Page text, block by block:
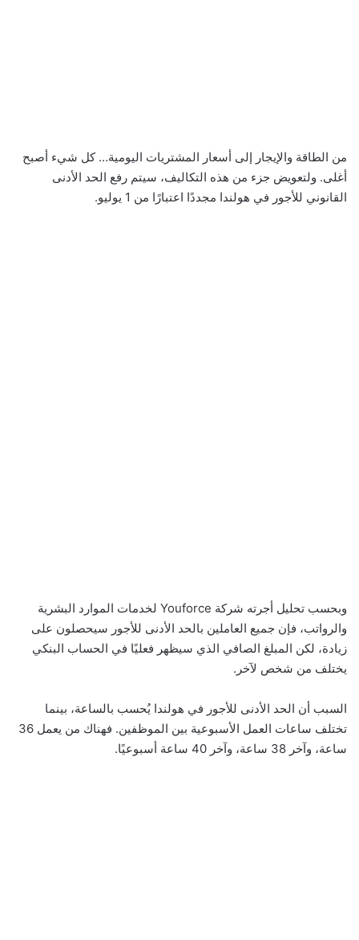
من الطاقة والإيجار إلى أسعار المشتريات اليومية… كل شيء أصبح
أغلى. ولتعويض جزء من هذه التكاليف، سيتم رفع الحد الأدنى
القانوني للأجور في هولندا مجددًا اعتبارًا من 1 يوليو.
وبحسب تحليل أجرته شركة Youforce لخدمات الموارد البشرية
والرواتب، فإن جميع العاملين بالحد الأدنى للأجور سيحصلون على
زيادة، لكن المبلغ الصافي الذي سيظهر فعليًا في الحساب البنكي
يختلف من شخص لآخر.
السبب أن الحد الأدنى للأجور في هولندا يُحسب بالساعة، بينما
تختلف ساعات العمل الأسبوعية بين الموظفين. فهناك من يعمل 36
ساعة، وآخر 38 ساعة، وآخر 40 ساعة أسبوعيًا.